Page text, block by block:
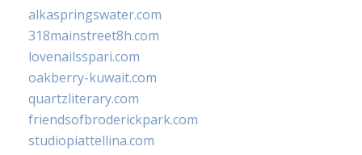
alkaspringswater.com
318mainstreet8h.com
lovenailsspari.com
oakberry-kuwait.com
quartzliterary.com
friendsofbroderickpark.com
studiopiattellina.com